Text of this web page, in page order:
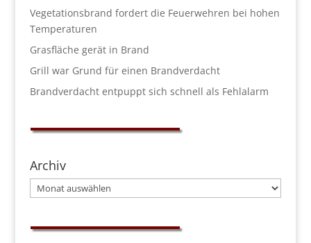
Vegetationsbrand fordert die Feuerwehren bei hohen
Temperaturen
Grasfläche gerät in Brand
Grill war Grund für einen Brandverdacht
Brandverdacht entpuppt sich schnell als Fehlalarm
Archiv
Archiv